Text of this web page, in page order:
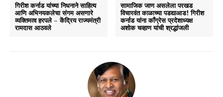
गिरीश कर्नाड यांच्या निधनाने साहित्य
आणि अभिनयकलेचा संगम असणारे
व्यक्तिमत्व हरपले – केंद्रिय राज्यमंत्री
रामदास आठवले
सामाजिक जाण असलेला परखड
विचारवंत काळाच्या पडद्याआड! गिरीश
कर्नाड यांना काँग्रेस प्रदेशाध्यक्ष
अशोक चव्हाण यांची श्रद्धांजली